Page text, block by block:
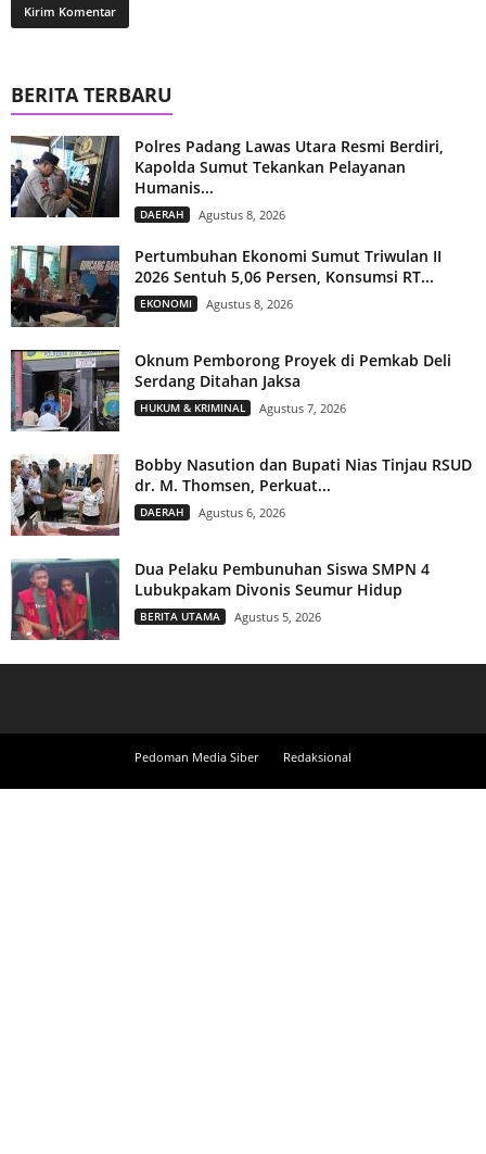
BERITA TERBARU
Polres Padang Lawas Utara Resmi Berdiri,
Kapolda Sumut Tekankan Pelayanan
Humanis...
DAERAH Agustus 8, 2026
Pertumbuhan Ekonomi Sumut Triwulan II
2026 Sentuh 5,06 Persen, Konsumsi RT...
EKONOMI Agustus 8, 2026
Oknum Pemborong Proyek di Pemkab Deli
Serdang Ditahan Jaksa
HUKUM & KRIMINAL Agustus 7, 2026
Bobby Nasution dan Bupati Nias Tinjau RSUD
dr. M. Thomsen, Perkuat...
DAERAH Agustus 6, 2026
Dua Pelaku Pembunuhan Siswa SMPN 4
Lubukpakam Divonis Seumur Hidup
BERITA UTAMA Agustus 5, 2026
Pedoman Media Siber Redaksional